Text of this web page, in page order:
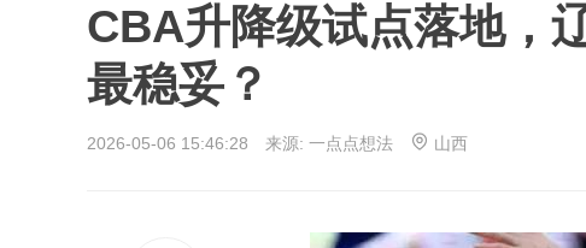
CBA升降级试点落地，
最稳妥？
2026-05-06 15:46:28 来源: 一点点想法 山西